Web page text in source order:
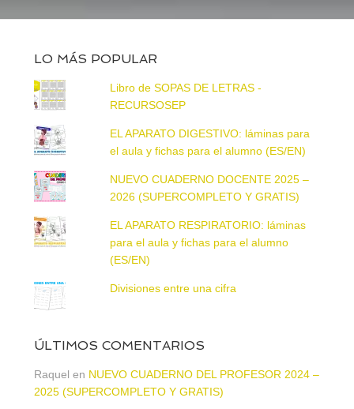
LO MÁS POPULAR
Libro de SOPAS DE LETRAS -
RECURSOSEP
EL APARATO DIGESTIVO: láminas para
el aula y fichas para el alumno (ES/EN)
NUEVO CUADERNO DOCENTE 2025 –
2026 (SUPERCOMPLETO Y GRATIS)
EL APARATO RESPIRATORIO: láminas
para el aula y fichas para el alumno
(ES/EN)
Divisiones entre una cifra
ÚLTIMOS COMENTARIOS
Raquel en NUEVO CUADERNO DEL PROFESOR 2024 –
2025 (SUPERCOMPLETO Y GRATIS)